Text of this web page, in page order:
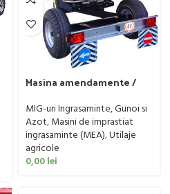
Masina amendamente /
Cosmo model RX-T
MIG-uri Ingrasaminte, Gunoi si
Azot,Masini de imprastiat
ingrasaminte (MEA),Utilaje
agricole
0,00lei